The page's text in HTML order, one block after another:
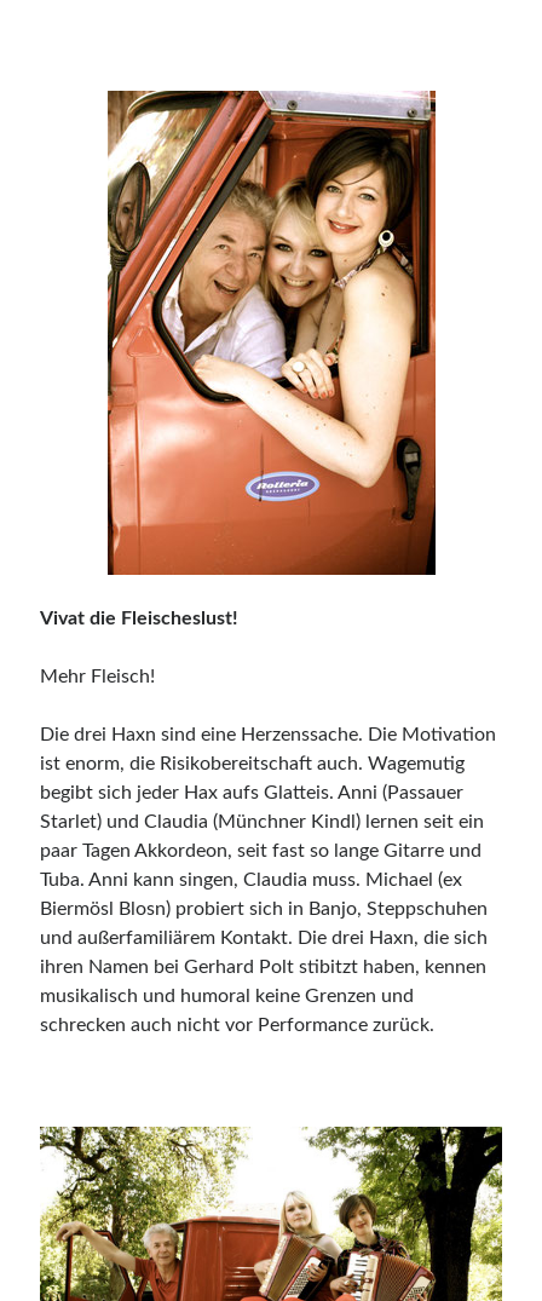
Vivat die Fleischeslust!
Mehr Fleisch!
Die drei Haxn sind eine Herzenssache. Die Motivation
ist enorm, die Risikobereitschaft auch. Wagemutig
begibt sich jeder Hax aufs Glatteis. Anni (Passauer
Starlet) und Claudia (Münchner Kindl) lernen seit ein
paar Tagen Akkordeon, seit fast so lange Gitarre und
Tuba. Anni kann singen, Claudia muss. Michael (ex
Biermösl Blosn) probiert sich in Banjo, Steppschuhen
und außerfamiliärem Kontakt. Die drei Haxn, die sich
ihren Namen bei Gerhard Polt stibitzt haben, kennen
musikalisch und humoral keine Grenzen und
schrecken auch nicht vor Performance zurück.